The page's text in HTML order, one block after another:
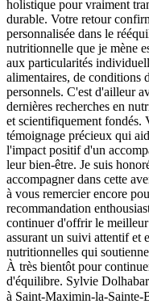
holistique pour vraiment
durable. Votre retour
personnalisée dans le
nutritionnelle que je mène
aux particularités
alimentaires, de conditions
personnels. C'est d'ailleur
dernières recherches en
et scientifiquement fondés.
témoignage précieux qui
l'impact positif d'un
leur bien-être. Je suis
accompagner dans cette
à vous remercier encore
recommandation
continuer d'offrir le meilleur
assurant un suivi attentif et
nutritionnelles qui
À très bientôt pour
d'équilibre. Sylvie
à Saint-Maximin-la-Sainte-